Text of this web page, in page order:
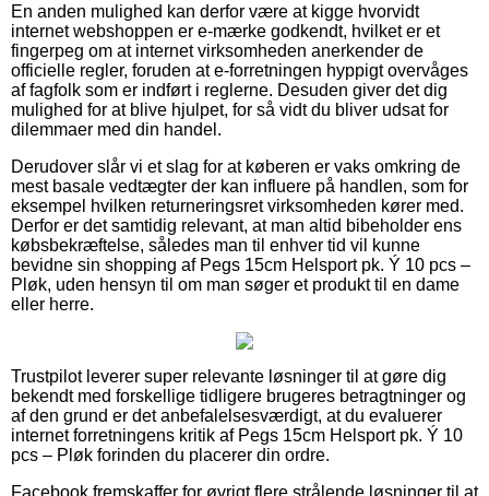
En anden mulighed kan derfor være at kigge hvorvidt
internet webshoppen er e-mærke godkendt, hvilket er et
fingerpeg om at internet virksomheden anerkender de
officielle regler, foruden at e-forretningen hyppigt overvåges
af fagfolk som er indført i reglerne. Desuden giver det dig
mulighed for at blive hjulpet, for så vidt du bliver udsat for
dilemmaer med din handel.
Derudover slår vi et slag for at køberen er vaks omkring de
mest basale vedtægter der kan influere på handlen, som for
eksempel hvilken returneringsret virksomheden kører med.
Derfor er det samtidig relevant, at man altid bibeholder ens
købsbekræftelse, således man til enhver tid vil kunne
bevidne sin shopping af Pegs 15cm Helsport pk. Ý 10 pcs –
Pløk, uden hensyn til om man søger et produkt til en dame
eller herre.
Trustpilot leverer super relevante løsninger til at gøre dig
bekendt med forskellige tidligere brugeres betragtninger og
af den grund er det anbefalelsesværdigt, at du evaluerer
internet forretningens kritik af Pegs 15cm Helsport pk. Ý 10
pcs – Pløk forinden du placerer din ordre.
Facebook fremskaffer for øvrigt flere strålende løsninger til at